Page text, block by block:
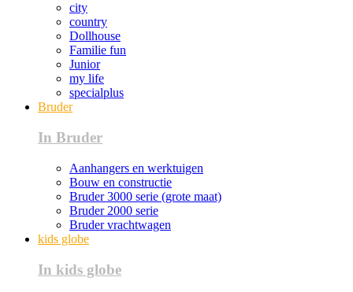
city
country
Dollhouse
Familie fun
Junior
my life
specialplus
Bruder
In Bruder
Aanhangers en werktuigen
Bouw en constructie
Bruder 3000 serie (grote maat)
Bruder 2000 serie
Bruder vrachtwagen
kids globe
In kids globe